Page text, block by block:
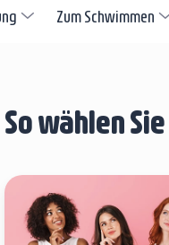
Zum Schwimmen
So wählen
L
i